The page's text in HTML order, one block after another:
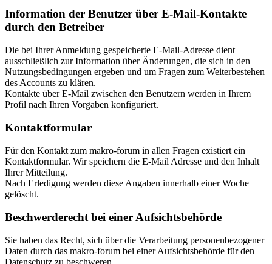
Information der Benutzer über E-Mail-Kontakte
durch den Betreiber
Die bei Ihrer Anmeldung gespeicherte E-Mail-Adresse dient
ausschließlich zur Information über Änderungen, die sich in den
Nutzungsbedingungen ergeben und um Fragen zum Weiterbestehen
des Accounts zu klären.
Kontakte über E-Mail zwischen den Benutzern werden in Ihrem
Profil nach Ihren Vorgaben konfiguriert.
Kontaktformular
Für den Kontakt zum makro-forum in allen Fragen existiert ein
Kontaktformular. Wir speichern die E-Mail Adresse und den Inhalt
Ihrer Mitteilung.
Nach Erledigung werden diese Angaben innerhalb einer Woche
gelöscht.
Beschwerderecht bei einer Aufsichtsbehörde
Sie haben das Recht, sich über die Verarbeitung personenbezogener
Daten durch das makro-forum bei einer Aufsichtsbehörde für den